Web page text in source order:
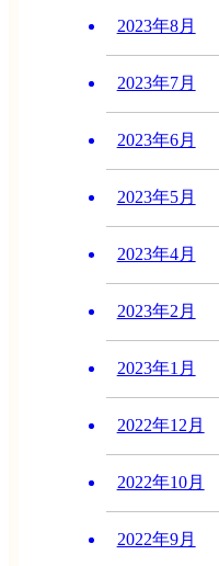
2023年8月
2023年7月
2023年6月
2023年5月
2023年4月
2023年2月
2023年1月
2022年12月
2022年10月
2022年9月